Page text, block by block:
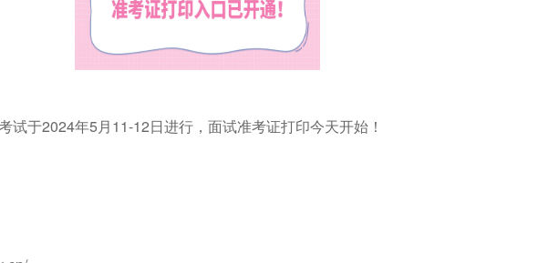
试于2024年5月11-12日进行，面试准考证打印今天开始！